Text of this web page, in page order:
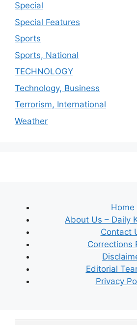
Special
Special Features
Sports
Sports, National
TECHNOLOGY
Technology, Business
Terrorism, International
Weather
Home
About Us – Daily
Contact
Corrections
Editorial
Privacy